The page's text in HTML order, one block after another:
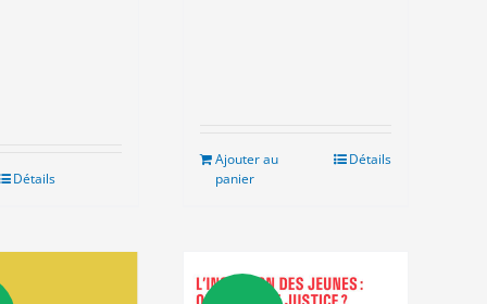
Détails
Ajouter au
panier
Détails